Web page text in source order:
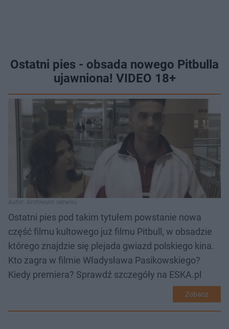
Ostatni pies - obsada nowego Pitbulla
ujawniona! VIDEO 18+
Autor: Archiwum serwisu
Ostatni pies pod takim tytułem powstanie nowa
część filmu kultowego już filmu Pitbull, w obsadzie
którego znajdzie się plejada gwiazd polskiego kina.
Kto zagra w filmie Władysława Pasikowskiego?
Kiedy premiera? Sprawdź szczegóły na ESKA.pl
Zobacz